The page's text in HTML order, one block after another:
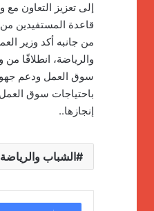
إلى تعزيز التعاون مع
قاعدة المستفيدين من
من جانبه أكد وزير
والرياضة، انطلاقًا
سوق العمل ودعم
باحتياجات سوق
إنجازها..
الشباب والرياضة